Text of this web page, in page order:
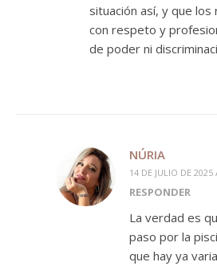
situación así, y que
con respeto y
de poder ni
NÚRIA
14 DE JULIO DE 2025
RESPONDER
La verdad es
paso por la
que hay ya